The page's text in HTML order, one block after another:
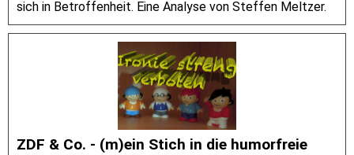
sich in Betroffenheit. Eine Analyse von Steffen Meltzer.
ZDF & Co. - (m)ein Stich in die humorfreie